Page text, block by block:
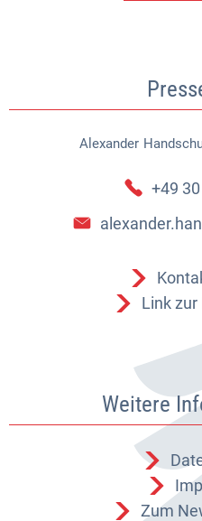
Alexander
+49
Link
Weitere
Zum